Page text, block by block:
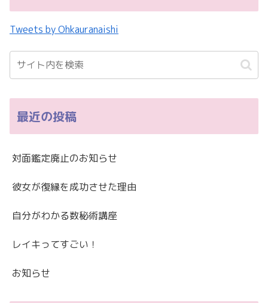
Tweets by Ohkauranaishi
最近の投稿
対面鑑定廃止のお知らせ
彼女が復縁を成功させた理由
自分がわかる数秘術講座
レイキってすごい！
お知らせ